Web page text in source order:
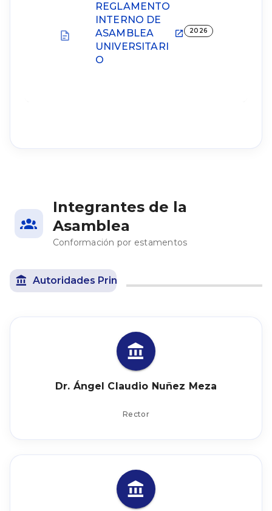
REGLAMENTO
INTERNO DE
ASAMBLEA
UNIVERSITARI
O
2026
Integrantes de la
Asamblea
Conformación por estamentos
Autoridades Principales
Dr. Ángel Claudio Nuñez Meza
Rector